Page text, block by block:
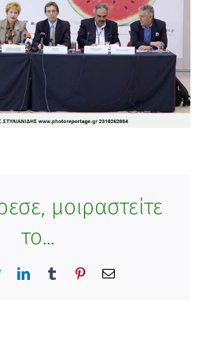
μοιραστείτε
το...
TwitterLinkedInTumblr PinterestEmail